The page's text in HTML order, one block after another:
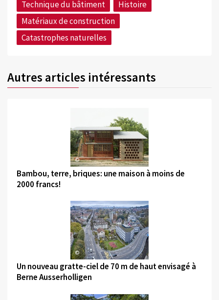
Technique du bâtiment
Histoire
Matériaux de construction
Catastrophes naturelles
Autres articles intéressants
©
Bambou, terre, briques: une maison à moins de
2000 francs!
©
Un nouveau gratte-ciel de 70 m de haut envisagé à
Berne Ausserholligen